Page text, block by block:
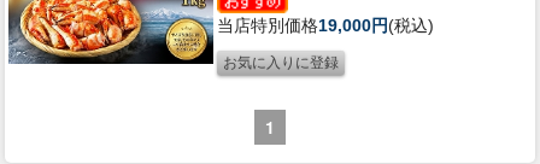
当店特別価格19,000円(税込)
1